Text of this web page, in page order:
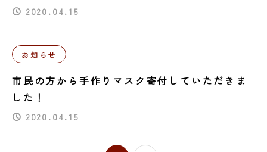
2020.04.15
お知らせ
市民の方から手作りマスク寄付していただきま
した！
2020.04.15